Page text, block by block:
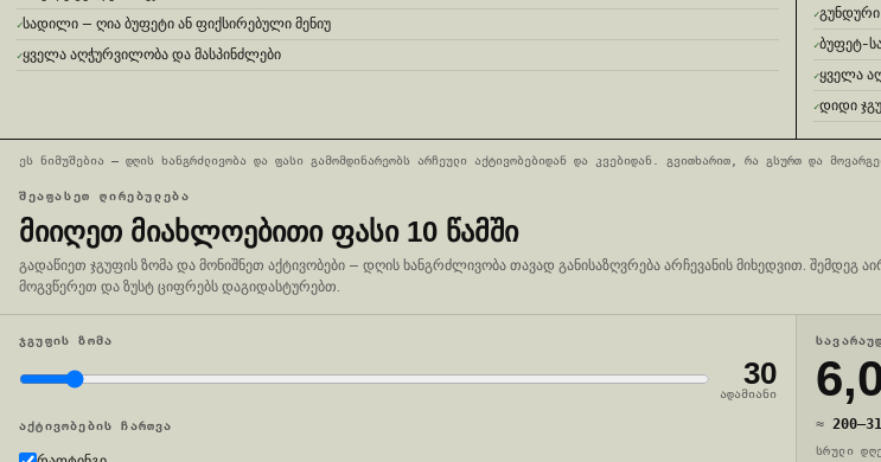
სადილი — ღია ბუფეტი ან ფიქსირებული მენიუ
ყველა აღჭურვილობა და მასპინძლები
ბუფეტ-
ყველა
დიდი
ეს ნიმუშებია — დღის ხანგრძლივობა და ფასი გამომდინარეობს არჩეული აქტივობებიდან და კვებიდან. გვითხარით, რა გსურთ და
ᲨᲔᲐᲤᲐᲡᲔᲗ ᲦᲘᲠᲔᲑᲣᲚᲔᲑᲐ
ᲛᲘᲘᲦᲔᲗ ᲛᲘᲐᲮᲚᲝᲔᲑᲘᲗᲘ ᲤᲐᲡᲘ 10 ᲬᲐᲛᲨᲘ
გადაწიეთ ჯგუფის ზომა და მონიშნეთ აქტივობები — დღის ხანგრძლივობა თავად განისაზღვრება არჩევანის მიხედვით. შემდეგ
მოგვწერეთ და ზუსტ ციფრებს დაგიდასტურებთ.
ᲯᲒᲣᲤᲘᲡ ᲖᲝᲛᲐ
30
ადამიანი
ᲐᲥᲢᲘᲕᲝᲑᲔᲑᲘᲡ ᲩᲐᲠᲗᲕᲐ ≈ 200–
ᲡᲠᲣᲚᲘ